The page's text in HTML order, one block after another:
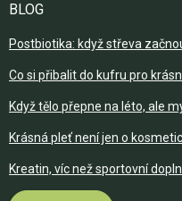
BLOG
Postbiotika: když střeva
Co si přibalit do kufru pro
Když tělo přepne na léto, ale
Krásná pleť není jen o
Kreatin, víc než sportovní